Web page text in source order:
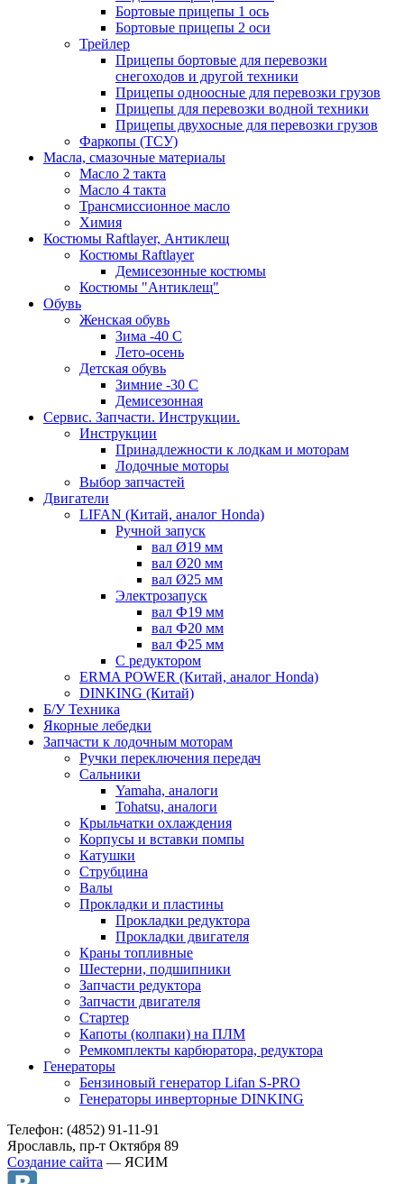
Бортовые прицепы 1 ось
Бортовые прицепы 2 оси
Трейлер
Прицепы бортовые для перевозки
снегоходов и другой техники
Прицепы одноосные для перевозки грузов
Прицепы для перевозки водной техники
Прицепы двухосные для перевозки грузов
Фаркопы (ТСУ)
Масла, смазочные материалы
Масло 2 такта
Масло 4 такта
Трансмиссионное масло
Химия
Костюмы Raftlayer, Антиклещ
Костюмы Raftlayer
Демисезонные костюмы
Костюмы "Антиклещ"
Обувь
Женская обувь
Зима -40 С
Лето-осень
Детская обувь
Зимние -30 С
Демисезонная
Сервис. Запчасти. Инструкции.
Инструкции
Принадлежности к лодкам и моторам
Лодочные моторы
Выбор запчастей
Двигатели
LIFAN (Китай, аналог Honda)
Ручной запуск
вал Ø19 мм
вал Ø20 мм
вал Ø25 мм
Электрозапуск
вал Ф19 мм
вал Ф20 мм
вал Ф25 мм
С редуктором
ERMA POWER (Китай, аналог Honda)
DINKING (Китай)
Б/У Техника
Якорные лебедки
Запчасти к лодочным моторам
Ручки переключения передач
Сальники
Yamaha, аналоги
Tohatsu, аналоги
Крыльчатки охлаждения
Корпусы и вставки помпы
Катушки
Струбцина
Валы
Прокладки и пластины
Прокладки редуктора
Прокладки двигателя
Краны топливные
Шестерни, подшипники
Запчасти редуктора
Запчасти двигателя
Стартер
Капоты (колпаки) на ПЛМ
Ремкомплекты карбюратора, редуктора
Генераторы
Бензиновый генератор Lifan S-PRO
Генераторы инверторные DINKING
Телефон: (4852) 91-11-91
Ярославль, пр-т Октября 89
Создание сайта — ЯСИМ